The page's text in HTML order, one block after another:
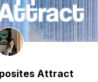
Attract